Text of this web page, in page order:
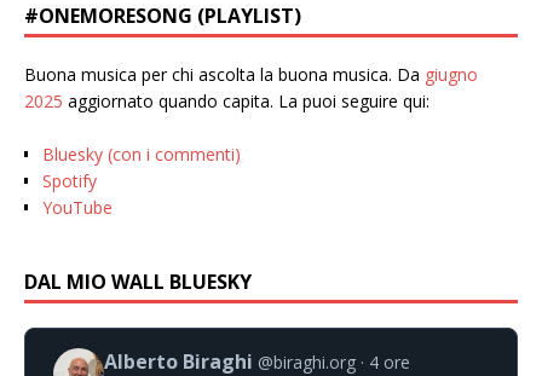
#ONEMORESONG (PLAYLIST)
Buona musica per chi ascolta la buona musica. Da giugno
2025 aggiornato quando capita. La puoi seguire qui:
Bluesky (con i commenti)
Spotify
YouTube
DAL MIO WALL BLUESKY
Alberto Biraghi @biraghi.org 4 ore